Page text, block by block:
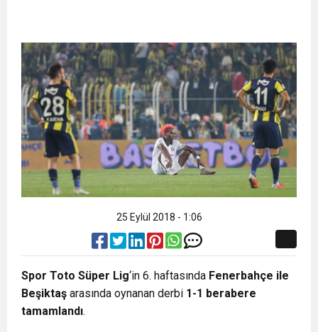
25 Eylül 2018 - 1:06
Spor Toto Süper Lig‘in 6. haftasında Fenerbahçe ile
Beşiktaş arasında oynanan derbi 1-1 berabere
tamamlandı.